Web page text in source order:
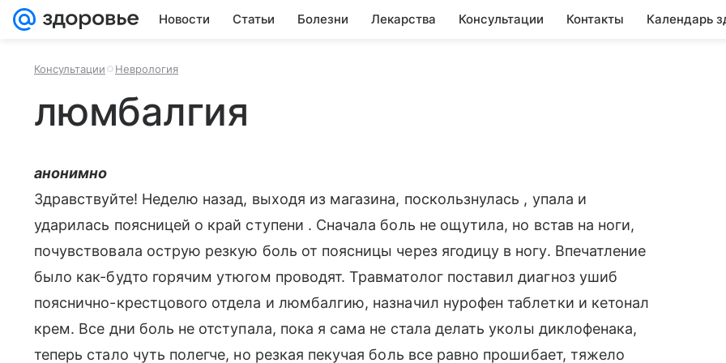
Новости Статьи Болезни Лекарства Консультации Контакты Календарь
Консультации Неврология
люмбалгия
анонимно
Здравствуйте! Неделю назад, выходя из магазина, поскользнулась , упала и
ударилась поясницей о край ступени . Сначала боль не ощутила, но встав на ноги,
почувствовала острую резкую боль от поясницы через ягодицу в ногу. Впечатление
было как-будто горячим утюгом проводят. Травматолог поставил диагноз ушиб
пояснично-крестцового отдела и люмбалгию, назначил нурофен таблетки и кетонал
крем. Все дни боль не отступала, пока я сама не стала делать уколы диклофенака,
теперь стало чуть полегче, но резкая пекучая боль все равно прошибает, тяжело